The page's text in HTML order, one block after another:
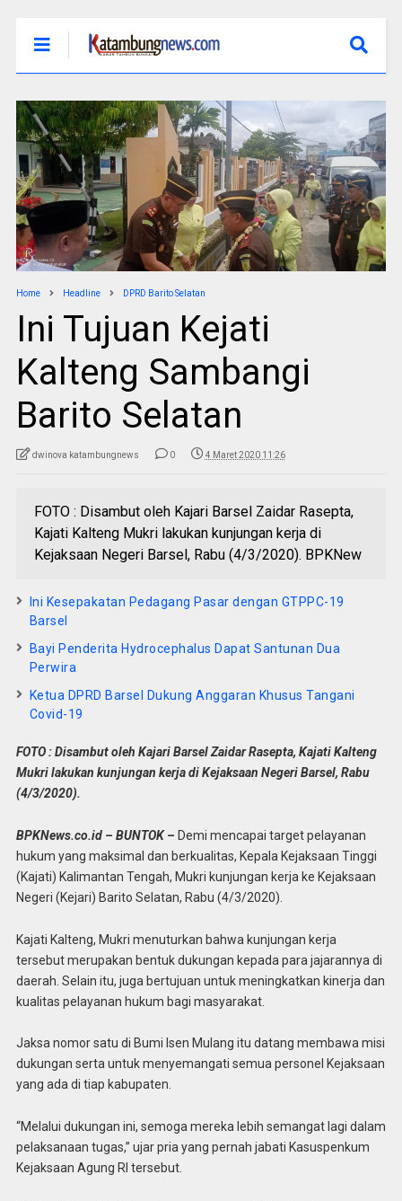
Home Headline DPRD Barito Selatan
Ini Tujuan Kejati
Kalteng Sambangi
Barito Selatan
dwinova katambungnews 0 4 Maret 2020 11:26
FOTO : Disambut oleh Kajari Barsel Zaidar Rasepta,
Kajati Kalteng Mukri lakukan kunjungan kerja di
Kejaksaan Negeri Barsel, Rabu (4/3/2020). BPKNew
Ini Kesepakatan Pedagang Pasar dengan GTPPC-19
Barsel
Bayi Penderita Hydrocephalus Dapat Santunan Dua
Perwira
Ketua DPRD Barsel Dukung Anggaran Khusus Tangani
Covid-19
FOTO : Disambut oleh Kajari Barsel Zaidar Rasepta, Kajati Kalteng
Mukri lakukan kunjungan kerja di Kejaksaan Negeri Barsel, Rabu
(4/3/2020).
BPKNews.co.id – BUNTOK – Demi mencapai target pelayanan
hukum yang maksimal dan berkualitas, Kepala Kejaksaan Tinggi
(Kajati) Kalimantan Tengah, Mukri kunjungan kerja ke Kejaksaan
Negeri (Kejari) Barito Selatan, Rabu (4/3/2020).
Kajati Kalteng, Mukri menuturkan bahwa kunjungan kerja
tersebut merupakan bentuk dukungan kepada para jajarannya di
daerah. Selain itu, juga bertujuan untuk meningkatkan kinerja dan
kualitas pelayanan hukum bagi masyarakat.
Jaksa nomor satu di Bumi Isen Mulang itu datang membawa misi
dukungan serta untuk menyemangati semua personel Kejaksaan
yang ada di tiap kabupaten.
“Melalui dukungan ini, semoga mereka lebih semangat lagi dalam
pelaksanaan tugas,” ujar pria yang pernah jabati Kasuspenkum
Kejaksaan Agung RI tersebut.